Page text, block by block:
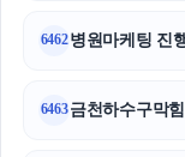
6462병원마케팅 진
6463금천하수구막